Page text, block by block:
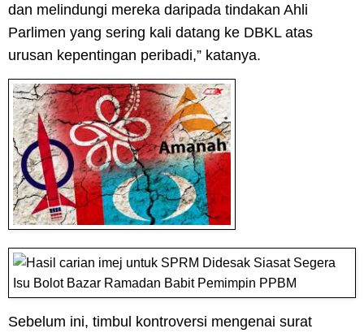
dan melindungi mereka daripada tindakan Ahli
Parlimen yang sering kali datang ke DBKL atas
urusan kepentingan peribadi,” katanya.
Sebelum ini, timbul kontroversi mengenai surat